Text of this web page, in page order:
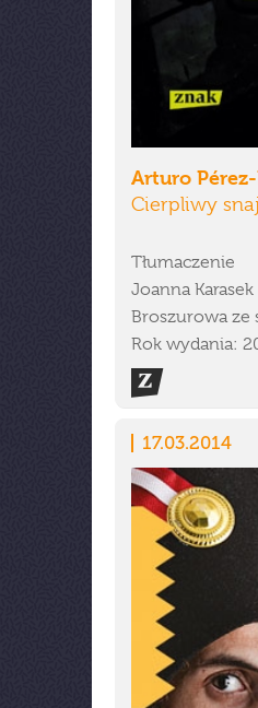
Arturo
Cierpliwy
Tłumaczenie
Joanna Karasek
Broszurowa ze
Rok wydania:
17.03.2014